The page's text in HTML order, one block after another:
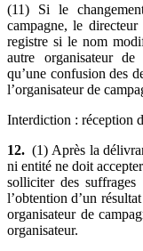
(11) Si le
campagne, le
registre si le nom
autre organisateur
qu’une confusion des
l’organisateur de
Interdiction : réception
12. (1) Après la
ni entité ne doit
solliciter des
l’obtention d’un
organisateur de
organisateur.